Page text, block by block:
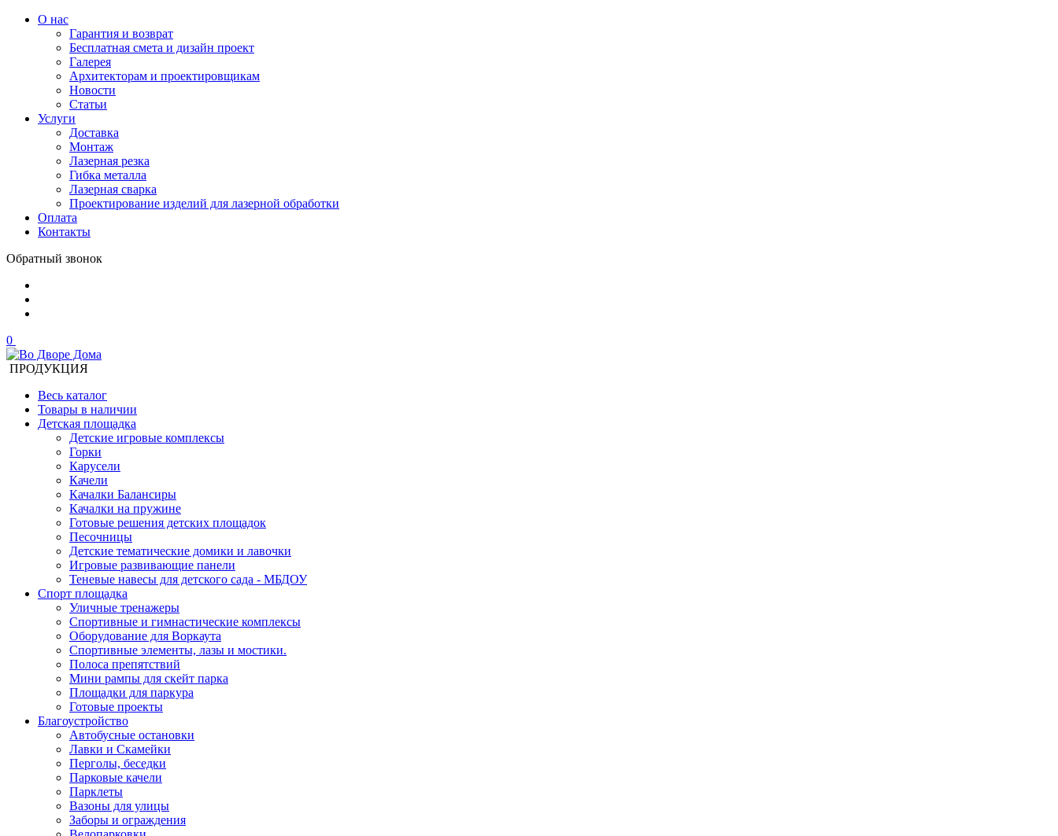
О нас
Гарантия и возврат
Бесплатная смета и дизайн проект
Галерея
Архитекторам и проектировщикам
Новости
Статьи
Услуги
Доставка
Монтаж
Лазерная резка
Гибка металла
Лазерная сварка
Проектирование изделий для лазерной обработки
Оплата
Контакты
Обратный звонок
0
ПРОДУКЦИЯ
Весь каталог
Товары в наличии
Детская площадка
Детские игровые комплексы
Горки
Карусели
Качели
Качалки Балансиры
Качалки на пружине
Готовые решения детских площадок
Песочницы
Детские тематические домики и лавочки
Игровые развивающие панели
Теневые навесы для детского сада - МБДОУ
Спорт площадка
Уличные тренажеры
Спортивные и гимнастические комплексы
Оборудование для Воркаута
Спортивные элементы, лазы и мостики.
Полоса препятствий
Мини рампы для скейт парка
Площадки для паркура
Готовые проекты
Благоустройство
Автобусные остановки
Лавки и Скамейки
Перголы, беседки
Парковые качели
Парклеты
Вазоны для улицы
Заборы и ограждения